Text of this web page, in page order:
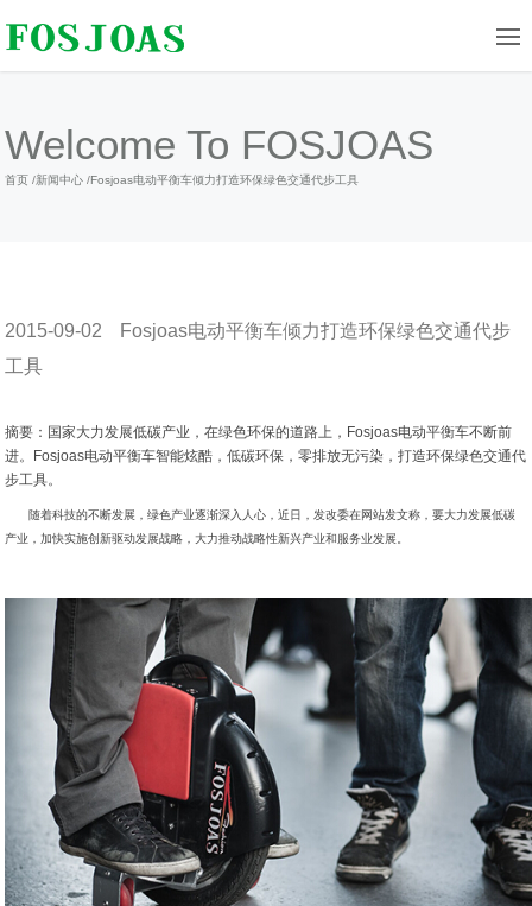
Welcome To FOSJOAS
首页 /新闻中心 /Fosjoas电动平衡车倾力打造环保绿色交通代步工具
2015-09-02
Fosjoas电动平衡车倾力打造环保绿色交通代步
工具
摘要：国家大力发展低碳产业，在绿色环保的道路上，Fosjoas电动平衡车不断前
进。Fosjoas电动平衡车智能炫酷，低碳环保，零排放无污染，打造环保绿色交通代
步工具。
随着科技的不断发展，绿色产业逐渐深入人心，近日，发改委在网站发文称，要大力发展低碳
产业，加快实施创新驱动发展战略，大力推动战略性新兴产业和服务业发展。